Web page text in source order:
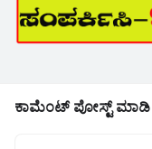
ಕಾಮೆಂಟ್‌‌ ಪೋಸ್ಟ್‌ ಮಾಡಿ